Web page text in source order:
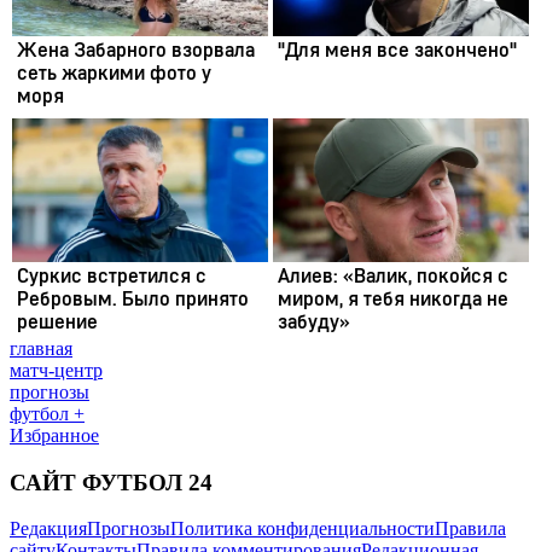
главная
матч-центр
прогнозы
футбол +
Избранное
САЙТ ФУТБОЛ 24
РедакцияПрогнозыПолитика конфиденциальностиПравила